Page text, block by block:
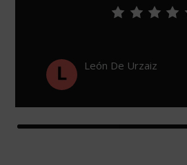
León De Urzaiz